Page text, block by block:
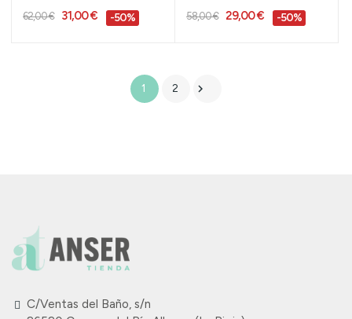
62,00 € 31,00 € -50% 58,00 € 29,00 € -50%
1 2 
C/Ventas del Baño, s/n